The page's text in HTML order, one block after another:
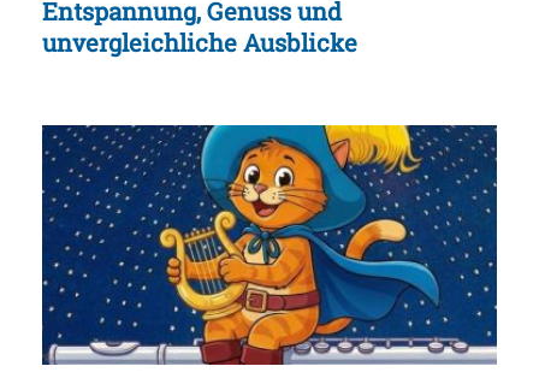
Entspannung, Genuss und
unvergleichliche Ausblicke